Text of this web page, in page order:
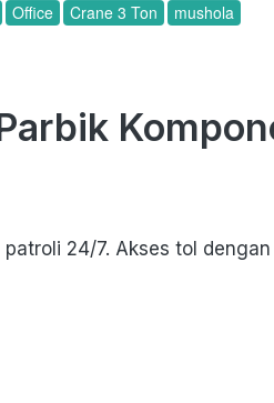
Office Crane 3 Ton
mushola
24/7. Akses tol